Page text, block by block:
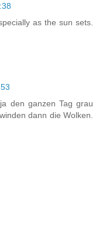
as the sun sets.
den ganzen Tag grau
dann die Wolken.